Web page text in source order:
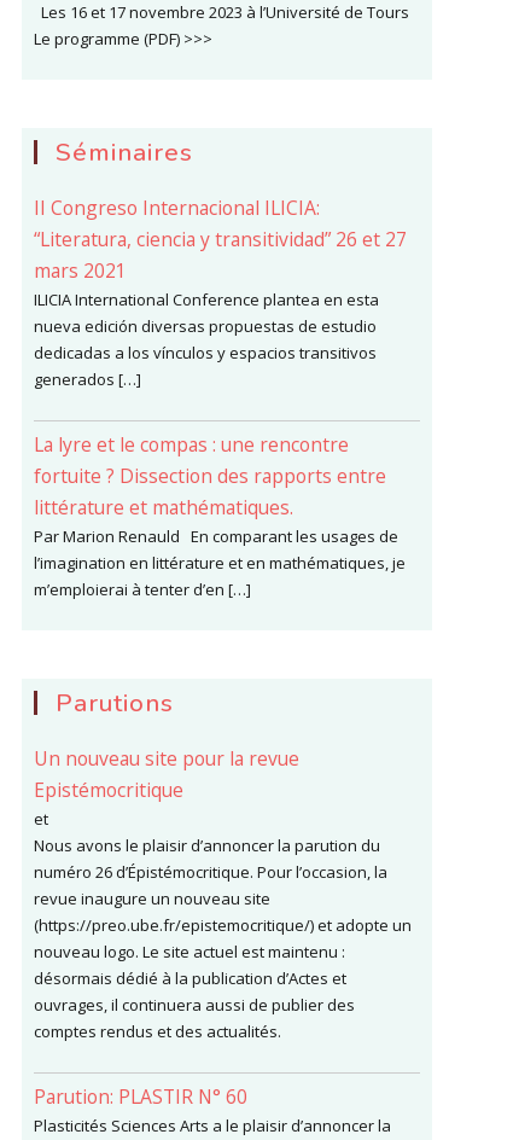
Les 16 et 17 novembre 2023 à l’Université de Tours
Le programme (PDF) >>>
Séminaires
II Congreso Internacional ILICIA:
“Literatura, ciencia y transitividad” 26 et 27
mars 2021
ILICIA International Conference plantea en esta
nueva edición diversas propuestas de estudio
dedicadas a los vínculos y espacios transitivos
generados […]
La lyre et le compas : une rencontre
fortuite ? Dissection des rapports entre
littérature et mathématiques.
Par Marion Renauld En comparant les usages de
l’imagination en littérature et en mathématiques, je
m’emploierai à tenter d’en […]
Parutions
Un nouveau site pour la revue
Epistémocritique
et
Nous avons le plaisir d’annoncer la parution du
numéro 26 d’Épistémocritique. Pour l’occasion, la
revue inaugure un nouveau site
(https://preo.ube.fr/epistemocritique/) et adopte un
nouveau logo. Le site actuel est maintenu :
désormais dédié à la publication d’Actes et
ouvrages, il continuera aussi de publier des
comptes rendus et des actualités.
Parution: PLASTIR N° 60
Plasticités Sciences Arts a le plaisir d’annoncer la